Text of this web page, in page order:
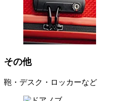
その他
鞄・デスク・ロッカーなど